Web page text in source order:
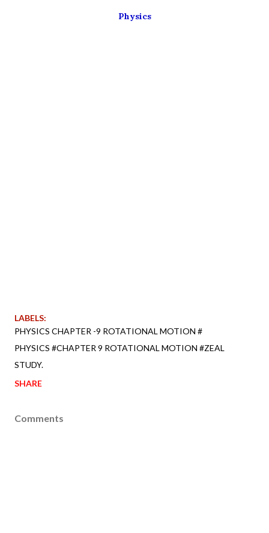
Physics
LABELS:
PHYSICS CHAPTER -9 ROTATIONAL MOTION #
PHYSICS #CHAPTER 9 ROTATIONAL MOTION #ZEAL
STUDY.
SHARE
Comments